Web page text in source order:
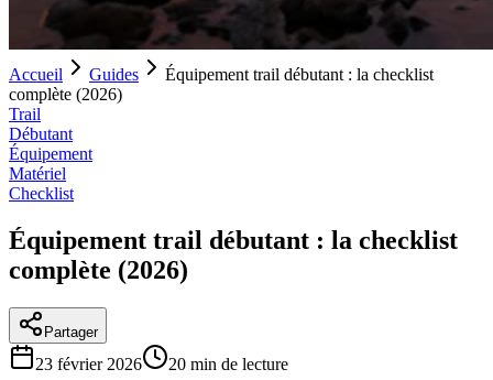
Accueil Guides
Équipement trail débutant : la checklist
complète (2026)
Trail
Débutant
Équipement
Matériel
Checklist
Équipement trail débutant : la checklist
complète (2026)
Partager
23 février 2026 20 min de lecture